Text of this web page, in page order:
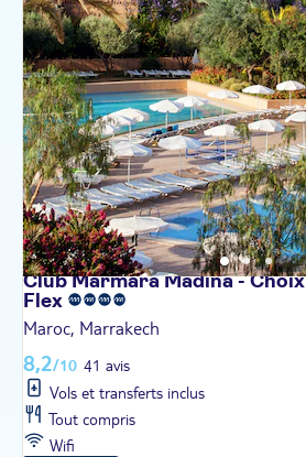
Club Marmara Madina - Choix
Flex
Maroc, Marrakech
8,2/10 41 avis
Vols et transferts inclus
Tout compris
Wifi